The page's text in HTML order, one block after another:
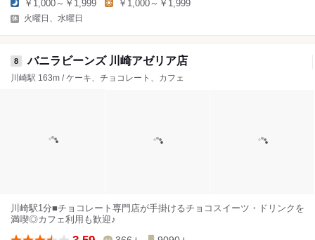
￥1,000～￥1,999 ￥1,000～￥1,999
火曜日、水曜日
8 バニラビーンズ 川崎アゼリア店
川崎駅 163m / ケーキ、チョコレート、カフェ
川崎駅1分■チョコレート専門店が手掛けるチョコスイーツ・ドリンクを
満喫◎カフェ利用も歓迎♪